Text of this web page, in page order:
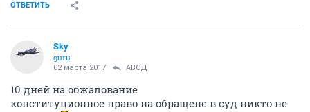
ОТВЕТИТЬ
Sky
guru
02 марта 2017 АВСД
10 дней на обжалование
конституционное право на обращене в суд никто не